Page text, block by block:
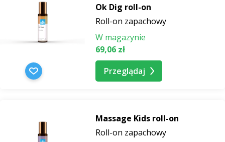
Ok Dig roll-on
Roll-on zapachowy
W magazynie
69,06 zł
Przeglądaj
Massage Kids roll-on
Roll-on zapachowy